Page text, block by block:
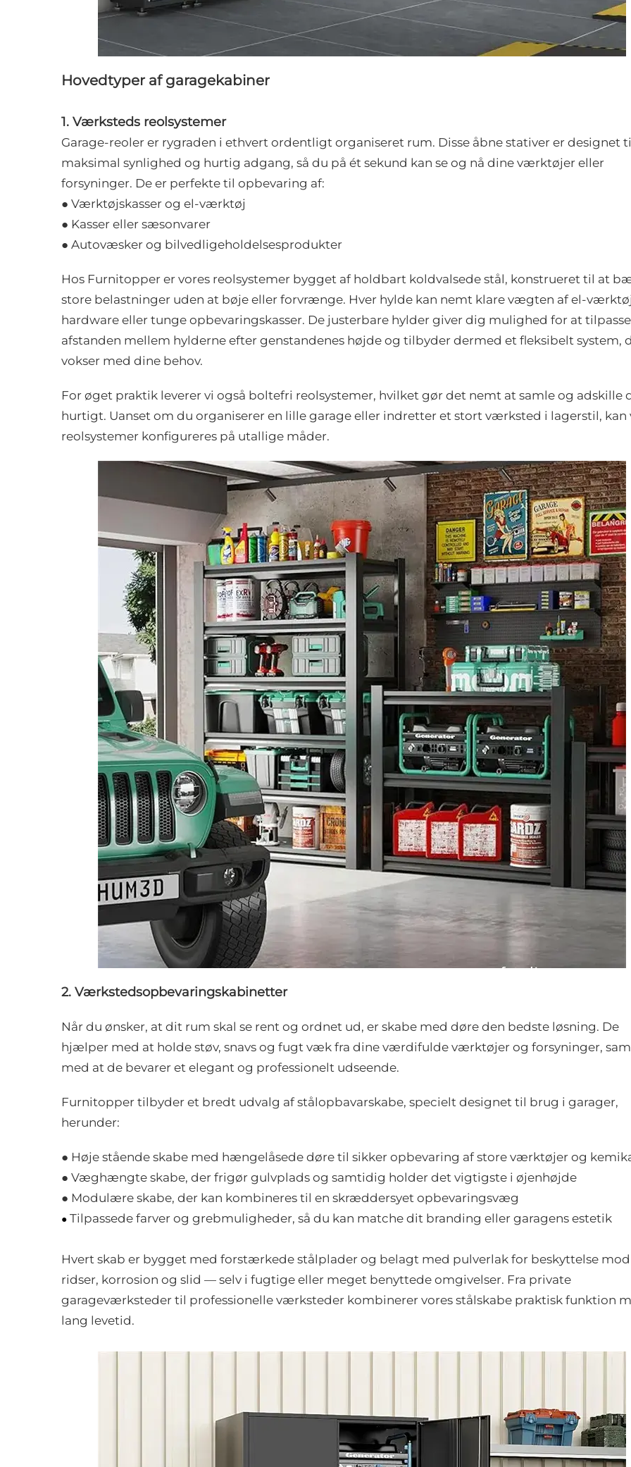
Hovedtyper af garagekabiner
1. Værksteds reolsystemer
Garage-reoler er rygraden i ethvert ordentligt organiseret rum. Disse åbne stativer er designet
maksimal synlighed og hurtig adgang, så du på ét sekund kan se og nå dine værktøjer eller
forsyninger. De er perfekte til opbevaring af:
● Værktøjskasser og el-værktøj
● Kasser eller sæsonvarer
● Autovæsker og bilvedligeholdelsesprodukter
Hos Furnitopper er vores reolsystemer bygget af holdbart koldvalsede stål, konstrueret til at
store belastninger uden at bøje eller forvrænge. Hver hylde kan nemt klare vægten af el-
hardware eller tunge opbevaringskasser. De justerbare hylder giver dig mulighed for at tilpasse
afstanden mellem hylderne efter genstandenes højde og tilbyder dermed et fleksibelt system,
vokser med dine behov.
For øget praktik leverer vi også boltefri reolsystemer, hvilket gør det nemt at samle og adskille
hurtigt. Uanset om du organiserer en lille garage eller indretter et stort værksted i lagerstil, kan
reolsystemer konfigureres på utallige måder.
2. Værkstedsopbevaringskabinetter
Når du ønsker, at dit rum skal se rent og ordnet ud, er skabe med døre den bedste løsning. De
hjælper med at holde støv, snavs og fugt væk fra dine værdifulde værktøjer og forsyninger,
med at de bevarer et elegant og professionelt udseende.
Furnitopper tilbyder et bredt udvalg af stålopbavarskabe, specielt designet til brug i garager,
herunder:
● Høje stående skabe med hængelåsede døre til sikker opbevaring af store værktøjer og
● Væghængte skabe, der frigør gulvplads og samtidig holder det vigtigste i øjenhøjde
● Modulære skabe, der kan kombineres til en skræddersyet opbevaringsvæg
● Tilpassede farver og grebmuligheder, så du kan matche dit branding eller garagens estetik
Hvert skab er bygget med forstærkede stålplader og belagt med pulverlak for beskyttelse mod
ridser, korrosion og slid — selv i fugtige eller meget benyttede omgivelser. Fra private
garageværksteder til professionelle værksteder kombinerer vores stålskabe praktisk funktion
lang levetid.